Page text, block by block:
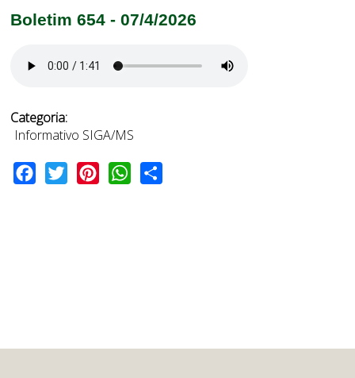
Boletim 654 - 07/4/2026
Categoria:
Informativo SIGA/MS
Facebook
Twitter PinterestWhatsApp